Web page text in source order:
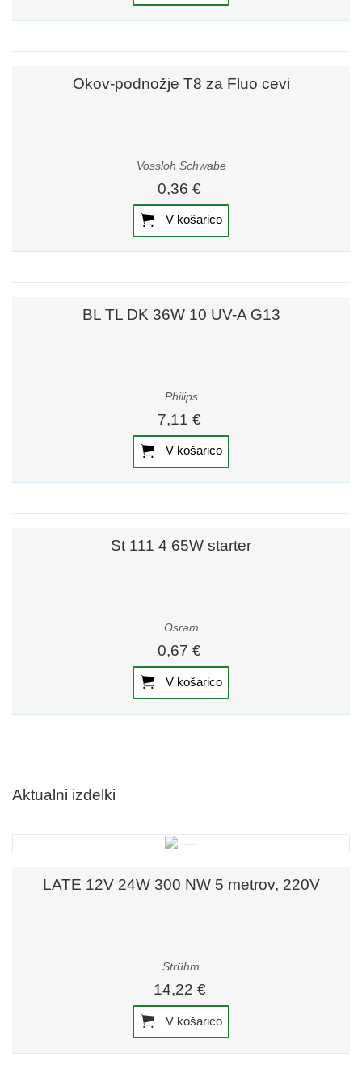
Okov-podnožje T8 za Fluo cevi
Vossloh Schwabe
0,36 €
V košarico
BL TL DK 36W 10 UV-A G13
Philips
7,11 €
V košarico
St 111 4 65W starter
Osram
0,67 €
V košarico
Aktualni izdelki
LATE 12V 24W 300 NW 5 metrov, 220V
Strühm
14,22 €
V košarico